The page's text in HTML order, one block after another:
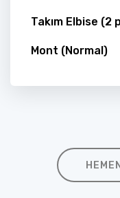
Takım Elbise (2
Mont (Normal)